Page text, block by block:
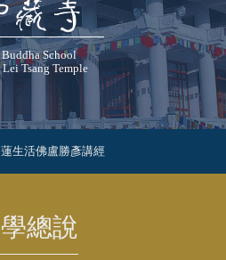
Buddha School
Lei Tsang Temple
蓮生活佛盧勝彥講經
總說